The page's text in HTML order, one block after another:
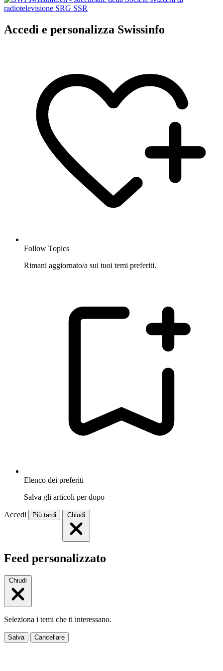
Accedi e personalizza Swissinfo
Follow Topics
Rimani aggiornato/a sui tuoi temi preferiti.
Elenco dei preferiti
Salva gli articoli per dopo
Accedi Più tardi Chiudi
Feed personalizzato
Chiudi
Seleziona i temi che ti interessano.
Salva Cancellare